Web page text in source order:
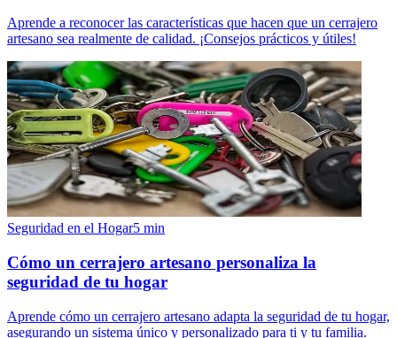
Aprende a reconocer las características que hacen que un cerrajero
artesano sea realmente de calidad. ¡Consejos prácticos y útiles!
Seguridad en el Hogar5 min
Cómo un cerrajero artesano personaliza la
seguridad de tu hogar
Aprende cómo un cerrajero artesano adapta la seguridad de tu hogar,
asegurando un sistema único y personalizado para ti y tu familia.